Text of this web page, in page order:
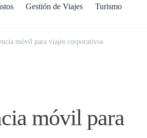
Gestión de Viajes Turismo
móvil para viajes corporativos
móvil para